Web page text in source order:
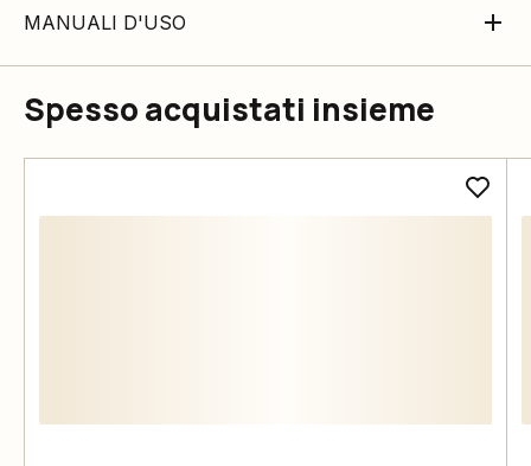
MANUALI D'USO
Spesso acquistati insieme